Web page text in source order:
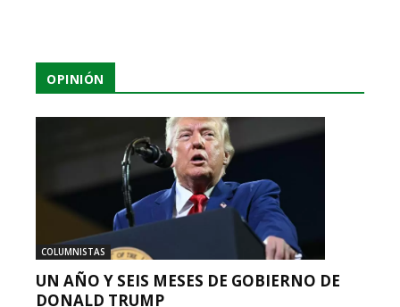
OPINIÓN
COLUMNISTAS
UN AÑO Y SEIS MESES DE GOBIERNO DE
DONALD TRUMP